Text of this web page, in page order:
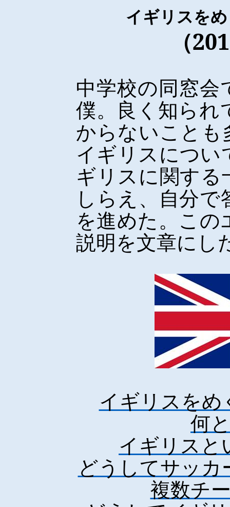
イギリスを
（
中学校の同窓会
僕。良く知られ
からないことも
イギリスにつ
ギリスに関す
しらえ、自分
を進めた。こ
説明を文章にし
イギリスを
何
イギリスと
どうしてサッ
複数チ